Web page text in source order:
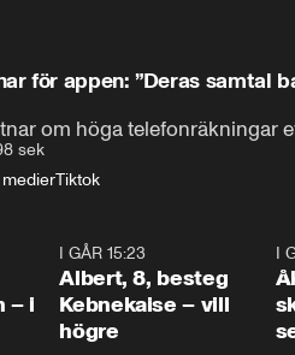
för appen: ”Deras samtal
om höga telefonräkningar
sek
Tiktok
– i
I GÅR 15:23
Albert, 8, besteg
Kebnekaise – vill
högre
I